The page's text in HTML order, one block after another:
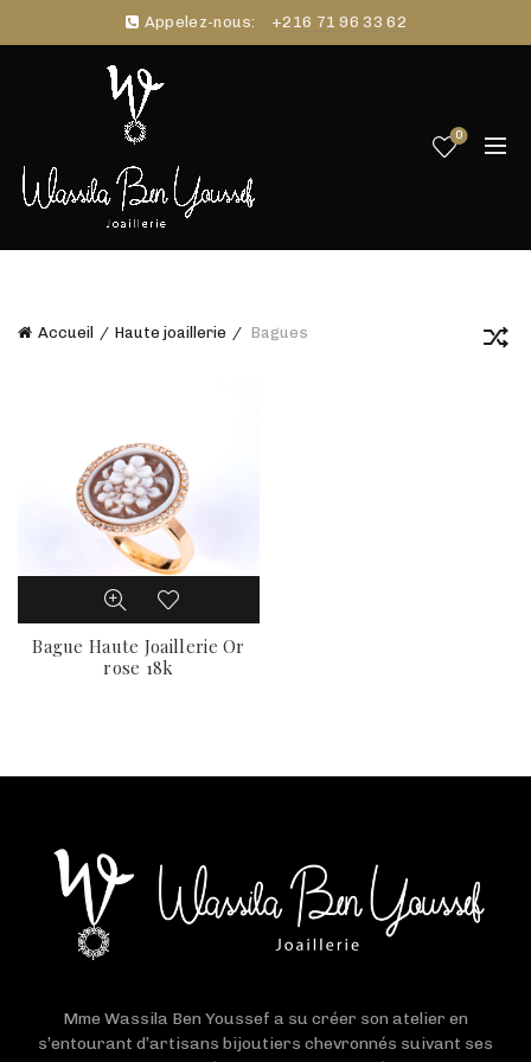
Appelez-nous: +216 71 96 33 62
0
Accueil Haute joaillerie Bagues
Bague Haute Joaillerie Or
rose 18k
Mme Wassila Ben Youssef a su créer son atelier en
s’entourant d’artisans bijoutiers chevronnés suivant ses